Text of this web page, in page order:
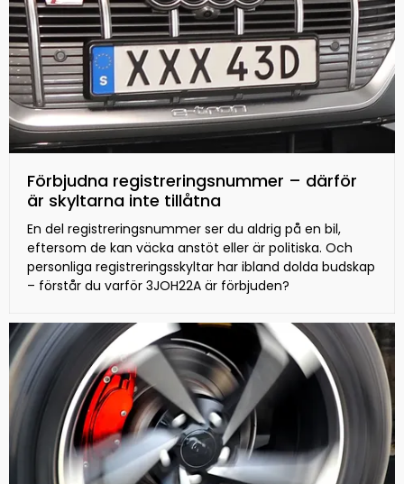
Förbjudna registreringsnummer – därför
är skyltarna inte tillåtna
En del registreringsnummer ser du aldrig på en bil,
eftersom de kan väcka anstöt eller är politiska. Och
personliga registreringsskyltar har ibland dolda budskap
– förstår du varför 3JOH22A är förbjuden?